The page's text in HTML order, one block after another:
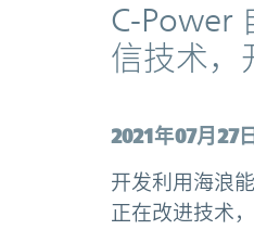
C-Power
信技术，
2021年07月27日
开发利用海浪
正在改进技术